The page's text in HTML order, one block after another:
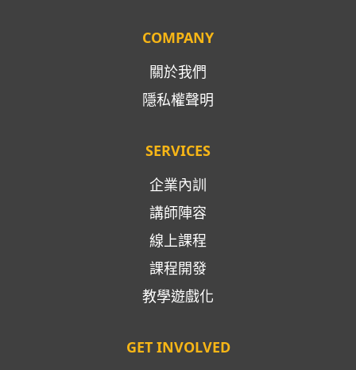
COMPANY
關於我們
隱私權聲明
SERVICES
企業內訓
講師陣容
線上課程
課程開發
教學遊戲化
GET INVOLVED